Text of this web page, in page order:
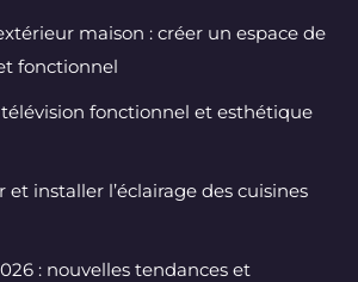
maison : créer un espace de
fonctionnel
fonctionnel et esthétique
installer l’éclairage des cuisines
: nouvelles tendances et